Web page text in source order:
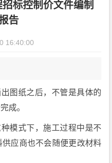
标控制价文件编制
告
16:40:00
图纸之后，不管是具体的
成。
模式下，施工过程中是不
应商也不会随便更改材料